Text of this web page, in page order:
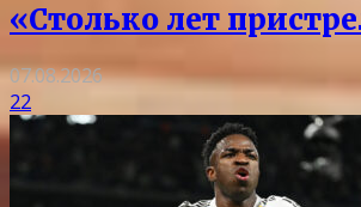
«Столько лет
07.08.2026
22